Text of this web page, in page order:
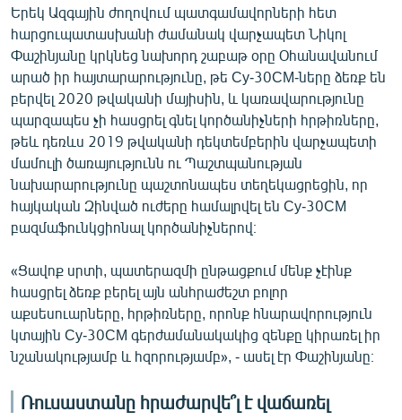
«Ազատության» բոլոր կայքերը
Երեկ Ազգային ժողովում պատգամավորների հետ
հարցուպատասխանի ժամանակ վարչապետ Նիկոլ
Փաշինյանը կրկնեց նախորդ շաբաթ օրը Օհանավանում
արած իր հայտարարությունը, թե Су-30СМ-ները ձեռք են
բերվել 2020 թվականի մայիսին, և կառավարությունը
պարզապես չի հասցրել գնել կործանիչների հրթիռները,
թեև դեռևս 2019 թվականի դեկտեմբերին վարչապետի
մամուլի ծառայությունն ու Պաշտպանության
նախարարությունը պաշտոնապես տեղեկացրեցին, որ
հայկական Զինված ուժերը համալրվել են Су-30СМ
բազմաֆունկցիոնալ կործանիչներով։
«Ցավոք սրտի, պատերազմի ընթացքում մենք չէինք
հասցրել ձեռք բերել այն անհրաժեշտ բոլոր
աքսեսուարները, հրթիռները, որոնք հնարավորություն
կտային Су-30СМ գերժամանակակից զենքը կիրառել իր
նշանակությամբ և հզորությամբ», - ասել էր Փաշինյանը։
Ռուսաստանը հրաժարվե՞լ է վաճառել